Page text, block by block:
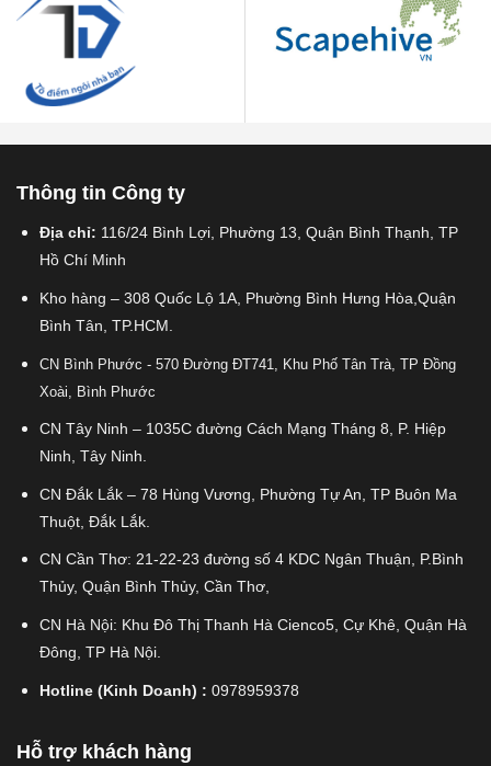
Thông tin Công ty
Địa chỉ: 116/24 Bình Lợi, Phường 13, Quận Bình Thạnh, TP
Hồ Chí Minh
Kho hàng – 308 Quốc Lộ 1A, Phường Bình Hưng Hòa,Quận
Bình Tân, TP.HCM.
CN Bình Phước - 570 Đường ĐT741, Khu Phố Tân Trà, TP Đồng
Xoài, Bình Phước
CN Tây Ninh – 1035C đường Cách Mạng Tháng 8, P. Hiệp
Ninh, Tây Ninh.
CN Đắk Lắk – 78 Hùng Vương, Phường Tự An, TP Buôn Ma
Thuột, Đắk Lắk.
CN Cần Thơ: 21-22-23 đường số 4 KDC Ngân Thuận, P.Bình
Thủy, Quận Bình Thủy, Cần Thơ,
CN Hà Nội: Khu Đô Thị Thanh Hà Cienco5, Cự Khê, Quận Hà
Đông, TP Hà Nội.
Hotline (Kinh Doanh) : 0978959378
Hỗ trợ khách hàng